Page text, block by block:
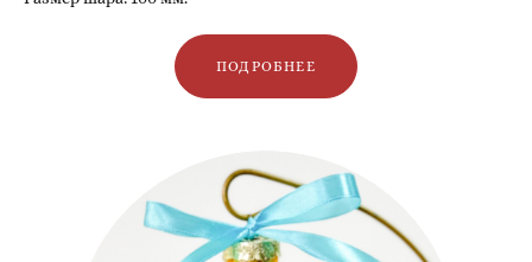
ПОДРОБНЕЕ